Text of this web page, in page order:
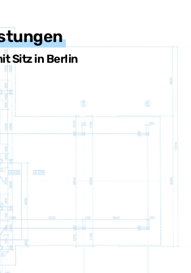
Sitz in Berlin
für Trockenbau
Trennung im Innenraum ermöglicht.